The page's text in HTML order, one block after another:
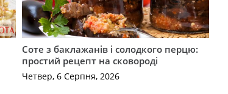
Соте з баклажанів і солодкого перцю:
простий рецепт на сковороді
Четвер, 6 Серпня, 2026